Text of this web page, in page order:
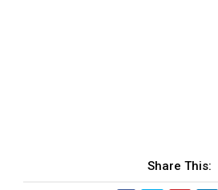
Share This: